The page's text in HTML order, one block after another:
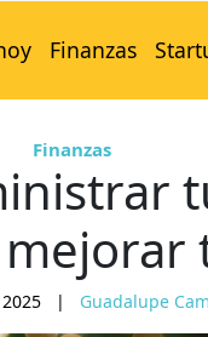
Finanzas
Finanzas
| Guadalupe